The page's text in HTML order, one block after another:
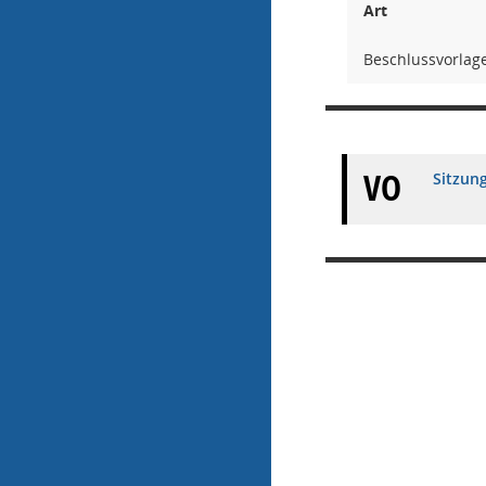
Art
VO